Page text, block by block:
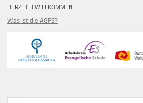
HERZLICH WILLKOMMEN
Was ist die AGFS?